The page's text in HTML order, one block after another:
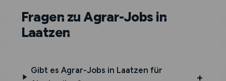
Fragen zu Agrar-Jobs in
Laatzen
Gibt es Agrar-Jobs in Laatzen für